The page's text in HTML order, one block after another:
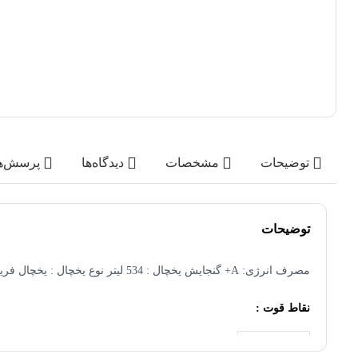
توضیحات مشخصات دیدگاه‌ها
توضیحات
مصرف انرژی: A+ گنجایش یخچال : 534 لیتر نوع یخچال : یخچال فریزر بالا محصول کشور : ایران رنگ : استیل وزن محصول : 87 کیلوگرم
نقاط قوت :
نمایشگر لمسی